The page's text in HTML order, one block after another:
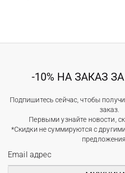
-10% НА ЗАКАЗ
Подпишитесь сейчас, чтобы
заказ.
Первыми узнайте новости,
*Скидки не суммируются с